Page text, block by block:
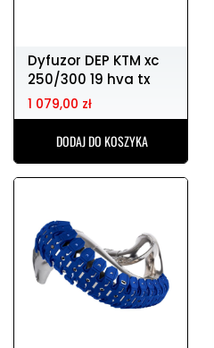
Dyfuzor DEP KTM xc
250/300 19 hva tx
250/300 19
1 079,00 zł
DODAJ DO KOSZYKA